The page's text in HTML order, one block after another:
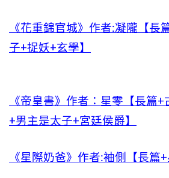
《花重錦官城》作者:凝隴【長
子+捉妖+玄學】
《帝皇書》作者：星零【長篇
+男主是太子+宮廷侯爵】
《星際奶爸》作者:袖側【長篇